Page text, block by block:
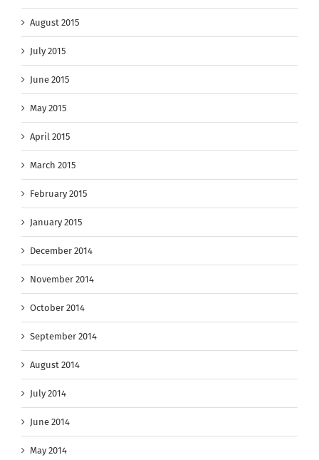
August 2015
July 2015
June 2015
May 2015
April 2015
March 2015
February 2015
January 2015
December 2014
November 2014
October 2014
September 2014
August 2014
July 2014
June 2014
May 2014